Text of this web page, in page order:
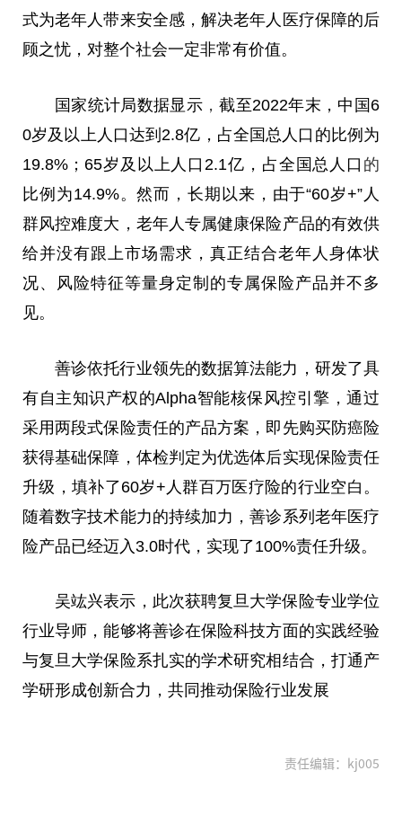
式为老年人带来安全感，解决老年人医疗保障的后
顾之忧，对整个社会一定非常有价值。
国家统计局数据显示 ，截至2022年末， 中国 6
0岁及以上 人口达到2.8亿，占全国 总 人口 的比例为
19.8%；65岁及以上 人口 2.1亿，占全国 总 人口 的
比例为14.9%。然而，长期以来，由于“60岁+”人
群风控难度大，老年人专属健康保险产品的有效供
给并没有跟上市场需求，真正结合老年人身体状
况、风险特征等量身定制的专属保险产品并不多
见。
善诊依托行业领先的数据算法能力，研发了具
有自主知识产权的Alpha智能核保风控引擎，通过
采用两段式保险责任的产品方案，即先购买防癌险
获得基础保障，体检判定为优选体后实现保险责任
升级，填补了60岁+人群百万医疗险的行业空白。
随着数字技术能力的持续加力，善诊系列老年医疗
险产品已经迈入3.0时代，实现了100%责任升级。
吴竑兴表示，此次获聘复旦大学保险专业学位
行业导师，能够将善诊在保险科技方面的实践经验
与复旦大学保险系扎实的学术研究相结合，打通产
学研形成创新合力，共同推动保险行业发展
责任编辑：kj005